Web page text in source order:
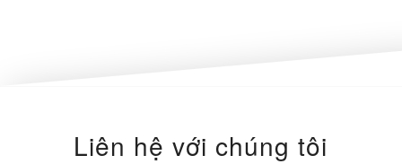
Liên hệ với chúng tôi